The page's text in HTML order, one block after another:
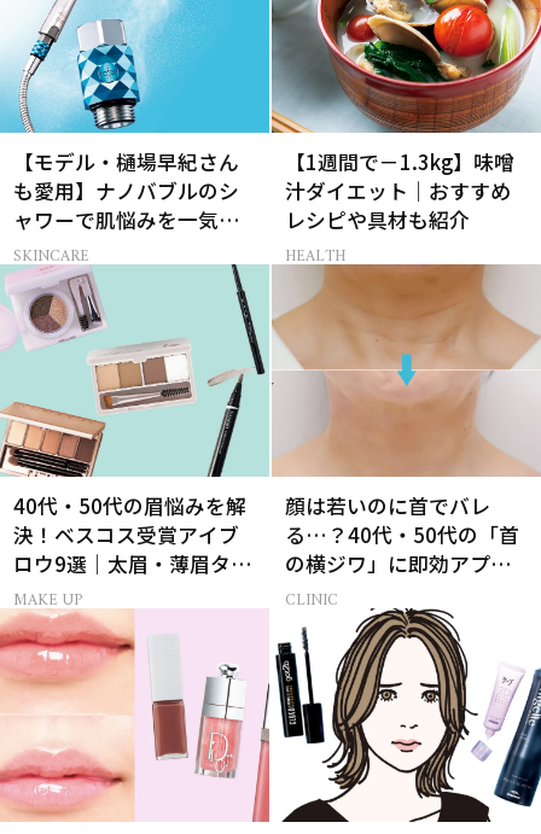
【モデル・樋場早紀さん
も愛用】ナノバブルのシ
ャワーで肌悩みを一気に
解決
SKINCARE
【1週間で－1.3kg】味噌
汁ダイエット｜おすすめ
レシピや具材も紹介
HEALTH
40代・50代の眉悩みを解
決！ベスコス受賞アイブ
ロウ9選｜太眉・薄眉タイ
プ別の描き方
MAKE UP
顔は若いのに首でバレ
る…？40代・50代の「首
の横ジワ」に即効アプロ
ーチする最新美容医療と
は
CLINIC